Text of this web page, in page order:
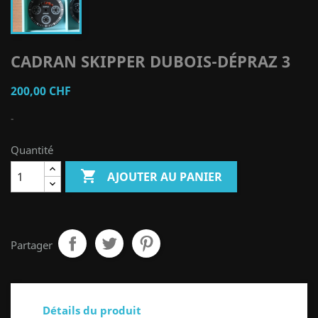
CADRAN SKIPPER DUBOIS-DÉPRAZ 3
200,00 CHF
-
Quantité
 AJOUTER AU PANIER
Partager
Détails du produit